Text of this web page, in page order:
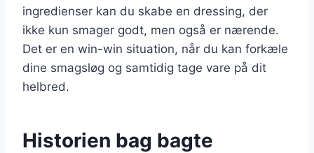
ingredienser kan du skabe en dressing, der
ikke kun smager godt, men også er nærende.
Det er en win-win situation, når du kan forkæle
dine smagsløg og samtidig tage vare på dit
helbred.
Historien bag bagte